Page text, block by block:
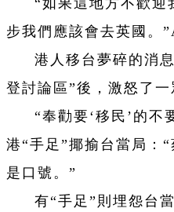
“如果這地方不歡迎
步我們應該會去英國。
港人移台夢碎的消
登討論區”後，激怒了一
“奉勸要‘移民’的不
港“手足”揶揄台當局：
是口號。”
有“手足”則埋怨台